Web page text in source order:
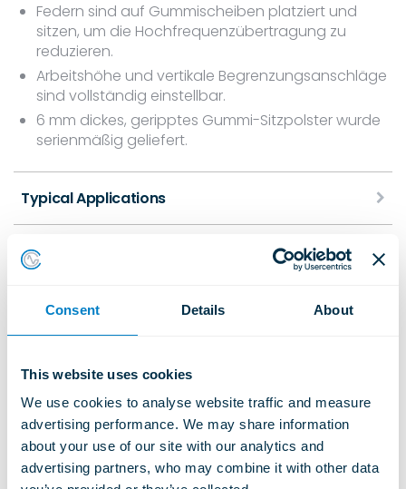
Consent Details About
This website uses cookies
We use cookies to analyse website traffic and measure
advertising performance. We may share information
about your use of our site with our analytics and
advertising partners, who may combine it with other data
Federn sind auf Gummischeiben platziert und
sitzen, um die Hochfrequenzübertragung zu
reduzieren.
Arbeitshöhe und vertikale Begrenzungsanschläge
sind vollständig einstellbar.
6 mm dickes, geripptes Gummi-Sitzpolster wurde
serienmäßig geliefert.
Typical Applications
Application Notes
Downloads
Ähnliche Produkte